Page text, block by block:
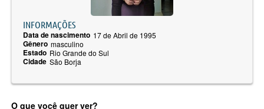
INFORMAÇÕES
Data de nascimento 17 de Abril de 1995
Gênero masculino
Estado Rio Grande do Sul
Cidade São Borja
O que você quer ver?